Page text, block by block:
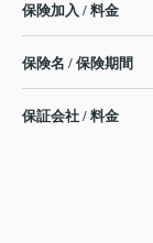
保険加入 / 料金
保険名 / 保険期間
保証会社 / 料金